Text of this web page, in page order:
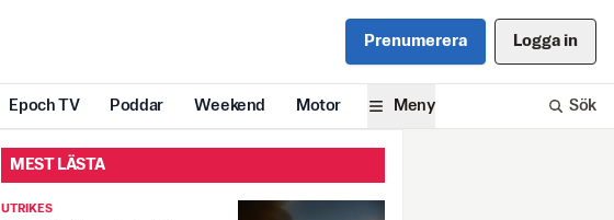
Prenumerera Logga in
Epoch TV Poddar Weekend Motor Meny Sök
MEST LÄSTA
UTRIKES